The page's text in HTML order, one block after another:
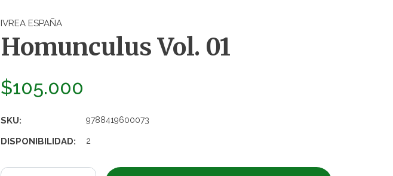
IVREA ESPAÑA
Homunculus Vol. 01
$105.000
SKU: 9788419600073
DISPONIBILIDAD: 2